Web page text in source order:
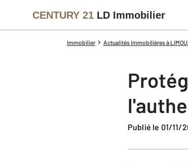
CENTURY 21 LD Immobilier
Immobilier Actualités immobilières à
Publié le 01/11/